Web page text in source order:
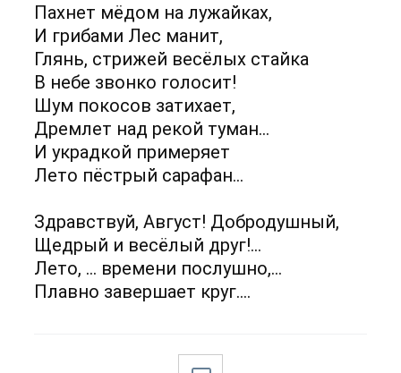
Пахнет мёдом на лужайках,
И грибами Лес манит,
Глянь, стрижей весёлых стайка
В небе звонко голосит!
Шум покосов затихает,
Дремлет над рекой туман…
И украдкой примеряет
Лето пёстрый сарафан...
Здравствуй, Август! Добродушный,
Щедрый и весёлый друг!...
Лето, … времени послушно,…
Плавно завершает круг….